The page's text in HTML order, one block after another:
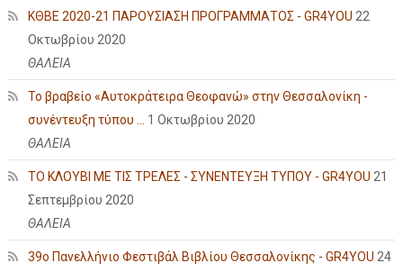
ΚΘΒΕ 2020-21 ΠΑΡΟΥΣΙΑΣΗ ΠΡΟΓΡΑΜΜΑΤΟΣ - GR4YOU 22
Οκτωβρίου 2020
ΘΑΛΕΙΑ
Το βραβείο «Αυτοκράτειρα Θεοφανώ» στην Θεσσαλονίκη -
συνέντευξη τύπου ... 1 Οκτωβρίου 2020
ΘΑΛΕΙΑ
ΤΟ ΚΛΟΥΒΙ ΜΕ ΤΙΣ ΤΡΕΛΕΣ - ΣΥΝΕΝΤΕΥΞΗ ΤΥΠΟΥ - GR4YOU 21
Σεπτεμβρίου 2020
ΘΑΛΕΙΑ
39ο Πανελλήνιο Φεστιβάλ Βιβλίου Θεσσαλονίκης - GR4YOU 24